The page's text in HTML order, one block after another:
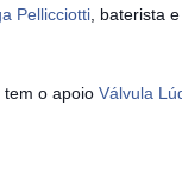
Pellicciotti , baterista
tem o apoio Válvula